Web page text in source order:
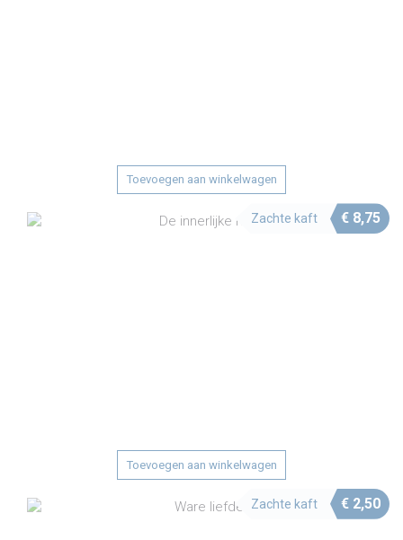
Toevoegen aan winkelwagen
Zachte kaft € 8,75
Toevoegen aan winkelwagen
Zachte kaft € 2,50